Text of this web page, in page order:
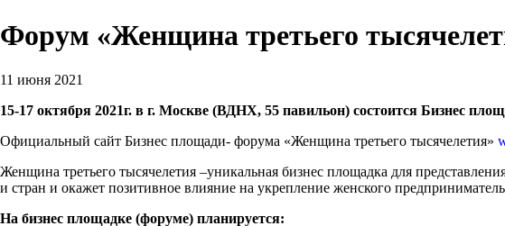
Форум «Женщина третьего
11 июня 2021
15-17 октября 2021г. в г. Москве (ВДНХ, 55 павильон) состоится Бизнес
Официальный сайт Бизнес площади- форума «Женщина третьего тысячелетия»
Женщина третьего тысячелетия –уникальная бизнес площадка для
и стран и окажет позитивное влияние на укрепление женского
На бизнес площадке (форуме) планируется: